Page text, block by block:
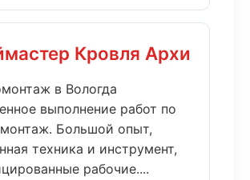
Кровля Архи
в Вологда
выполнение работ по
Большой опыт,
техника и инструмент,
рабочие....